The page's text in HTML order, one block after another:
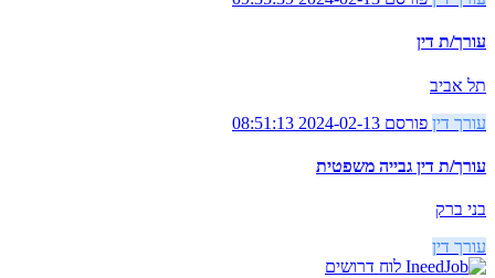
עורך/ת דין
תל אביב
עורך דין פורסם 2024-02-13 08:51:13
עורך/ת דין גבייה משפטית
בני ברק
עורך דין
לוח דרושים